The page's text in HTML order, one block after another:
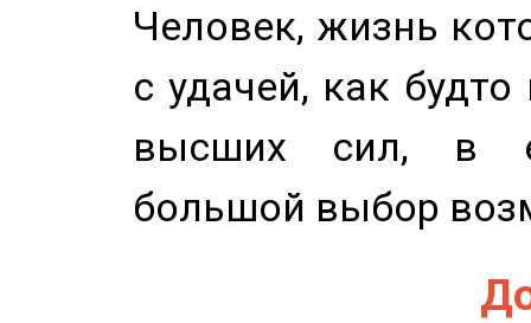
Человек, жизнь
с удачей, как
высших сил, в
большой выбор